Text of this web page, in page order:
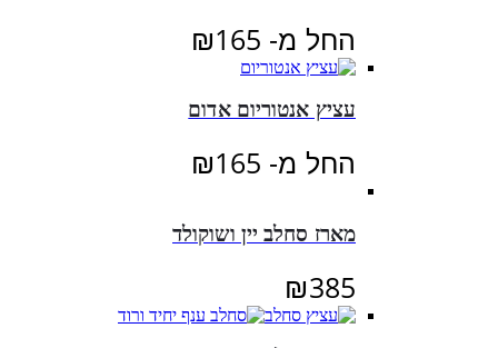
החל מ- ₪165
עציץ אנטוריום אדום
החל מ- ₪165
מארז סחלב יין ושוקולד
₪385